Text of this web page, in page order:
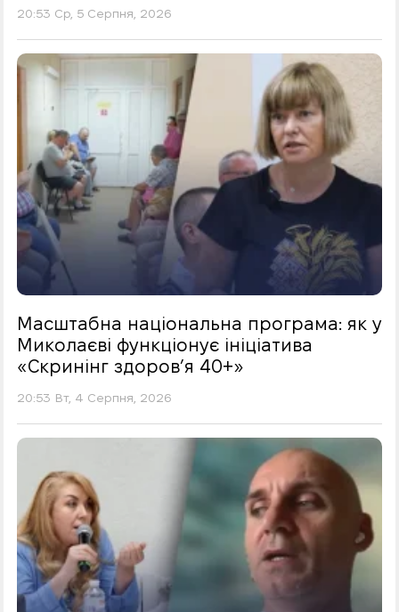
20:53 Ср, 5 Серпня, 2026
Масштабна національна програма: як у
Миколаєві функціонує ініціатива
«Скринінг здоровʼя 40+»
20:53 Вт, 4 Серпня, 2026